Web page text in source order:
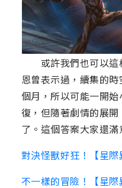
或許我們也可以這
恩曾表示過，續集的
個月，所以可能一開
復，但隨著劇情的展
了。這個答案大家還滿
對決怪獸好狂！【星
不一樣的冒險！【星